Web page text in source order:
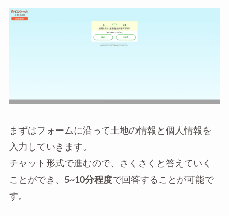
まずはフォームに沿って土地の情報と個人情報を
入力していきます。
チャット形式で進むので、さくさくと答えていく
ことができ、 5~10分程度で回答することが可能で
す。